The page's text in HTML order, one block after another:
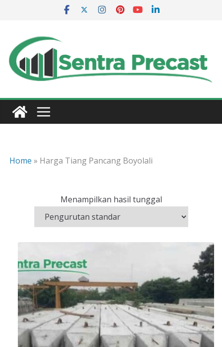
Home » Harga Tiang Pancang Boyolali
Menampilkan hasil tunggal